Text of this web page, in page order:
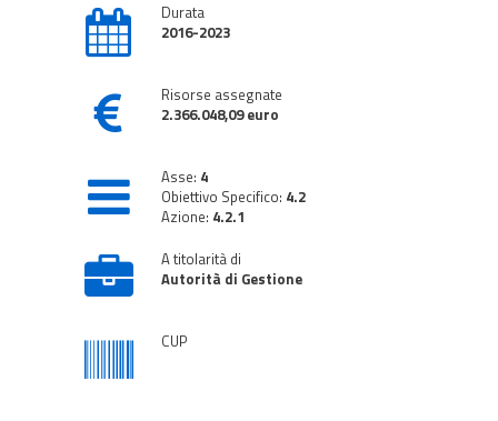
Durata
2016-2023
Risorse assegnate
2.366.048,09 euro
Asse: 4
Obiettivo Specifico: 4.2
Azione: 4.2.1
A titolarità di
Autorità di Gestione
CUP